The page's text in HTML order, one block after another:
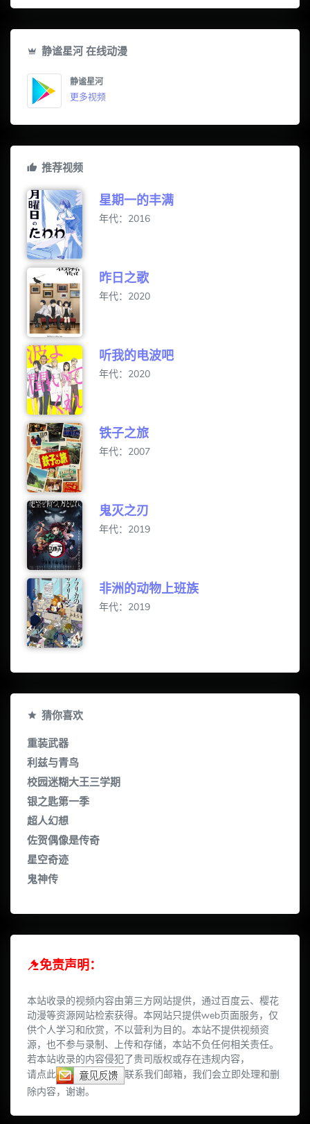
静谧星河 在线动漫
静谧星河
更多视频
推荐视频
星期一的丰满
年代：2016
昨日之歌
年代：2020
听我的电波吧
年代：2020
铁子之旅
年代：2007
鬼灭之刃
年代：2019
非洲的动物上班族
年代：2019
猜你喜欢
重装武器
利兹与青鸟
校园迷糊大王三学期
银之匙第一季
超人幻想
佐贺偶像是传奇
星空奇迹
鬼神传
免责声明：
本站收录的视频内容由第三方网站提供，通过百度云、樱花
动漫等资源网站检索获得。本网站只提供web页面服务，仅
供个人学习和欣赏，不以营利为目的。本站不提供视频资
源，也不参与录制、上传和存储，本站不负任何相关责任。
若本站收录的内容侵犯了贵司版权或存在违规内容，
请点此
联系我们邮箱，我们会立即处理和删
除内容，谢谢。